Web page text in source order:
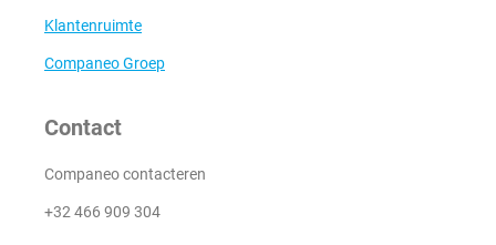
Klantenruimte
Companeo Groep
Contact
Companeo contacteren
+32 466 909 304